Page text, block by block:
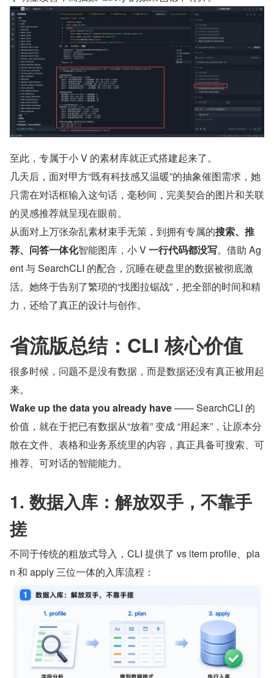
至此，专属于小 V 的素材库就正式搭建起来了。
几天后，面对甲方“既有科技感又温暖”的抽象催图需求，她
只需在对话框输入这句话，毫秒间，完美契合的图片和关联
的灵感推荐就呈现在眼前。
从面对上万张杂乱素材束手无策，到拥有专属的搜索、推
荐、问答一体化智能图库，小 V 一行代码都没写。借助 Ag
ent 与 SearchCLI 的配合，沉睡在硬盘里的数据被彻底激
活。她终于告别了繁琐的“找图拉锯战”，把全部的时间和精
力，还给了真正的设计与创作。
省流版总结：CLI 核心价值
很多时候，问题不是没有数据，而是数据还没有真正被用起
来。
Wake up the data you already have —— SearchCLI 的
价值，就在于把已有数据从“放着” 变成 “用起来”，让原本分
散在文件、表格和业务系统里的内容，真正具备可搜索、可
推荐、可对话的智能能力。
1. 数据入库：解放双手，不靠手
搓
不同于传统的粗放式导入，CLI 提供了 vs item profile、pla
n 和 apply 三位一体的入库流程：